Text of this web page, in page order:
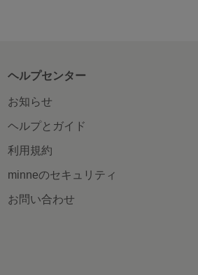
ヘルプセンター
お知らせ
ヘルプとガイド
利用規約
minneのセキュリティ
お問い合わせ